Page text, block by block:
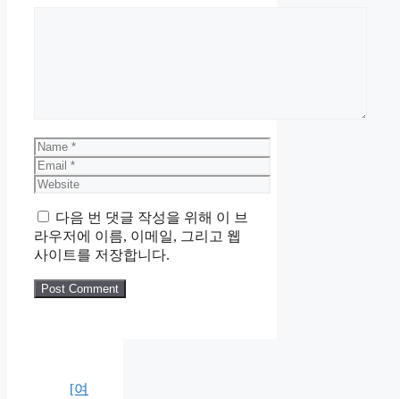
Name
Email
Website
다음 번 댓글 작성을 위해 이 브
라우저에 이름, 이메일, 그리고 웹
사이트를 저장합니다.
[여